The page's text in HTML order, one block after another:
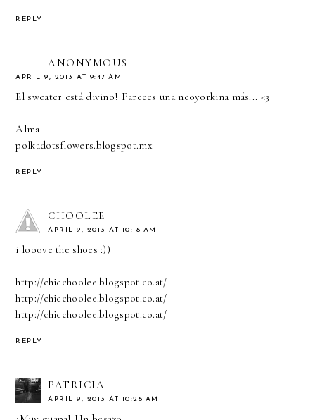
REPLY
ANONYMOUS
APRIL 9, 2013 AT 9:47 AM
El sweater está divino! Pareces una neoyorkina más... <3
Alma
polkadotsflowers.blogspot.mx
REPLY
CHOOLEE
APRIL 9, 2013 AT 10:18 AM
i looove the shoes :))
http://chicchoolee.blogspot.co.at/
http://chicchoolee.blogspot.co.at/
http://chicchoolee.blogspot.co.at/
REPLY
PATRICIA
APRIL 9, 2013 AT 10:26 AM